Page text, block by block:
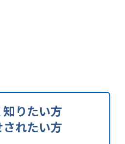
りたい方
されたい方